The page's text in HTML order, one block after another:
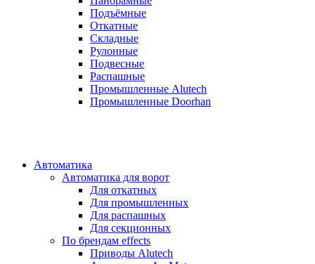
Подъёмные
Откатные
Складные
Рулонные
Подвесные
Распашные
Промышленные Alutech
Промышленные Doorhan
Автоматика
Автоматика для ворот
Для откатных
Для промышленных
Для распашных
Для секционных
По брендам effects
Приводы Alutech